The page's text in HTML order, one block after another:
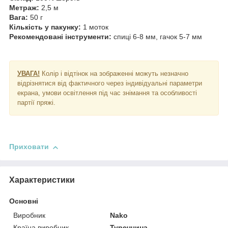
Метраж: 2,5 м
Вага: 50 г
Кількість у пакунку: 1 моток
Рекомендовані інструменти: спиці 6-8 мм, гачок 5-7 мм
УВАГА! Колір і відтінок на зображенні можуть незначно
відрізнятися від фактичного через індивідуальні параметри
екрана, умови освітлення під час знімання та особливості
партії пряжі.
Приховати
Характеристики
Основні
Виробник
Nako